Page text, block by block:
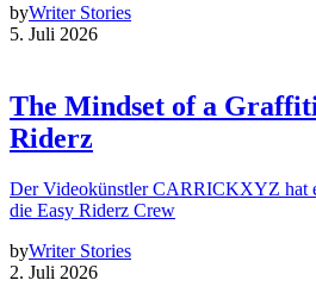
byWriter Stories
5. Juli 2026
The Mindset of a
Riderz
Der Videokünstler CARRICKXYZ hat
die Easy Riderz Crew
byWriter Stories
2. Juli 2026